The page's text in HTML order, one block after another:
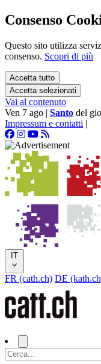
Consenso
Questo sito utilizza
consenso. Scopri di più
Accetta tutto
Accetta selezionati
Vai al contenuto
Ven 7 ago | Santo del
Impressum e contatti |
IT
FR (cath.ch) DE